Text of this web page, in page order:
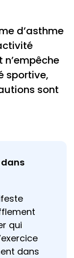
d’asthme
n’empêche
sportive,
sont
dans
qui
dans